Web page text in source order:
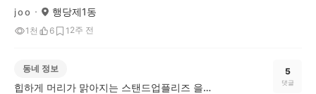
j o o 행당제1동
1천 6 1 2주 전
동네 정보
힙하게 머리가 맑아지는 스탠드업플리즈 을지로점
5
댓글